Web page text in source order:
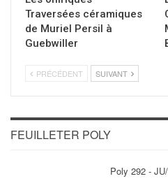
Traversées céramiques
de Muriel Persil à
Guebwiller
PRÉCÉDENT SUIVANT
FEUILLETER POLY
Poly 292 -